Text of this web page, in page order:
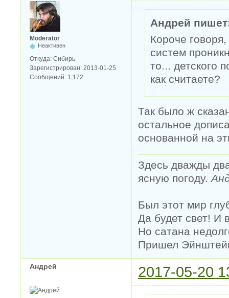
Moderator
Неактивен
Откуда: Сибирь
Зарегистрирован: 2013-01-25
Сообщений: 1,172
Андрей
Короче
систем
то... детского
как считаете?
Так было ж
остальное
основанной на
Здесь дважды
ясную погоду.
Был этот мир
Да будет свет! И
Но сатана
Пришел
Андрей 2017-05-20